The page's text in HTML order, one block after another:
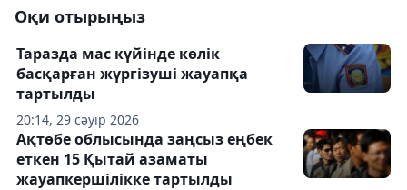
Оқи отырыңыз
20:14, 29 сәуір 2026
Таразда мас күйінде көлік
басқарған жүргізуші жауапқа
тартылды
Ақтөбе облысында заңсыз еңбек
еткен 15 Қытай азаматы
жауапкершілікке тартылды